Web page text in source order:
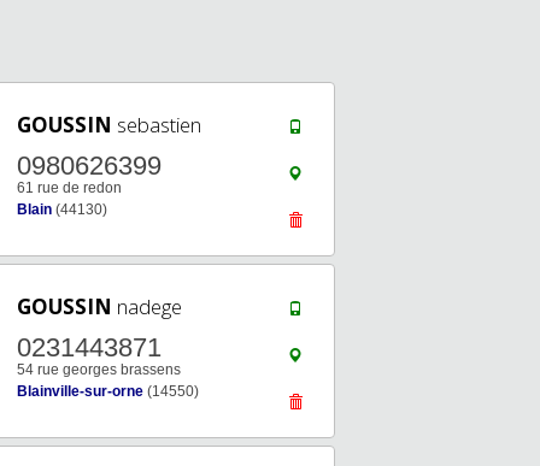
GOUSSIN sebastien
0980626399
61 rue de redon
Blain (44130)
GOUSSIN nadege
0231443871
54 rue georges brassens
Blainville-sur-orne (14550)